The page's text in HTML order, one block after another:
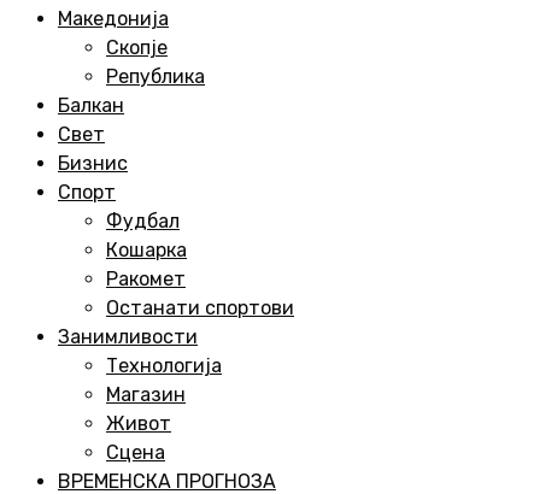
Македонија
Скопје
Република
Балкан
Свет
Бизнис
Спорт
Фудбал
Кошарка
Ракомет
Останати спортови
Занимливости
Технологија
Магазин
Живот
Сцена
ВРЕМЕНСКА ПРОГНОЗА